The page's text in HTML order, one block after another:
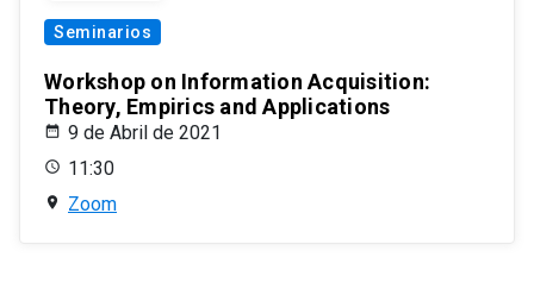
Seminarios
Workshop on Information Acquisition:
Theory, Empirics and Applications
9 de Abril de 2021
11:30
Zoom